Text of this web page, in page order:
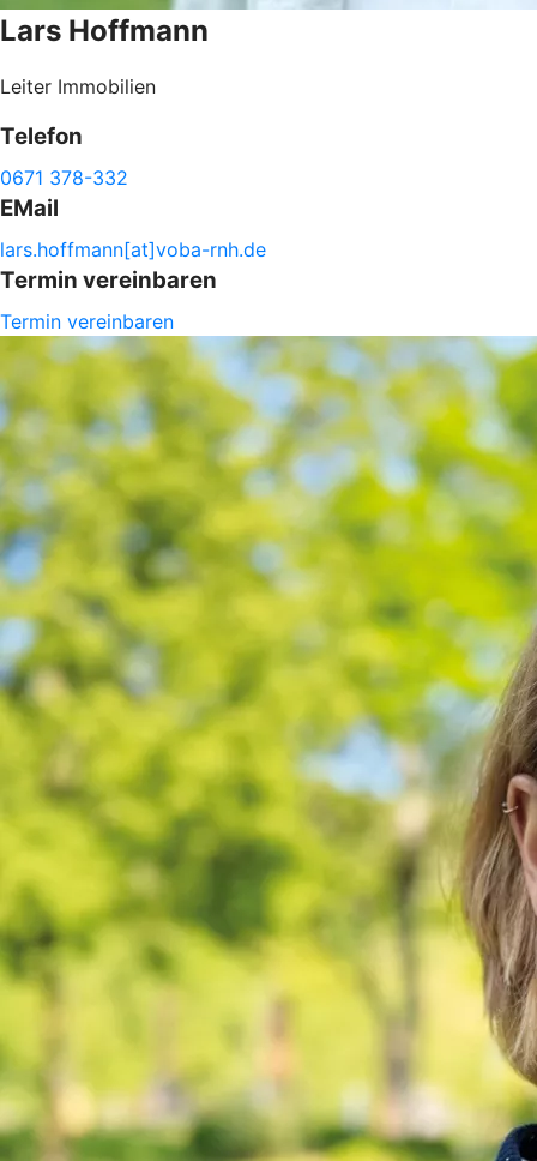
Lars Hoffmann
Leiter Immobilien
Telefon
0671 378-332
EMail
lars.hoffmann[at]voba-rnh.de
Termin vereinbaren
Termin vereinbaren